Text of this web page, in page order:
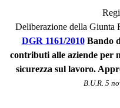
Deliberazione della Giunta
DGR 1161/2010Bando
contributi alle aziende per
sicurezza sul lavoro.
B.U.R. 5